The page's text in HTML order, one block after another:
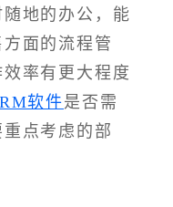
地的办公，能
面的流程管
率有更大程度
软件是否需
点考虑的部